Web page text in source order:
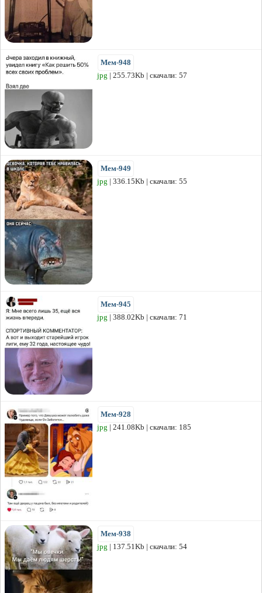
Мем-948
jpg | 255.73Kb | скачали: 57
Мем-949
jpg | 336.15Kb | скачали: 55
Мем-945
jpg | 388.02Kb | скачали: 71
Мем-928
jpg | 241.08Kb | скачали: 185
Мем-938
jpg | 137.51Kb | скачали: 54